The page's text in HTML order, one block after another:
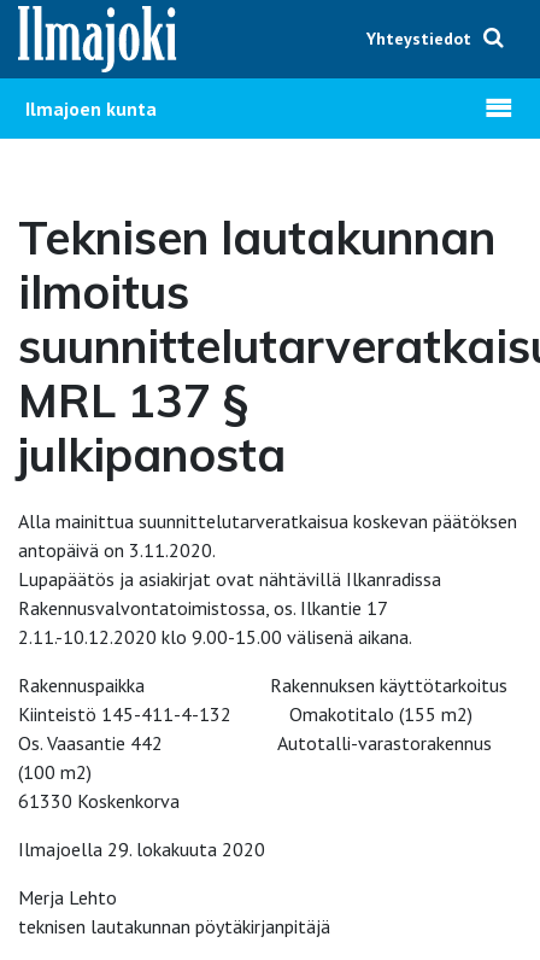
Hyppää sisältöön
Yhteystiedot
Ilmajoen kunta Avaa
Teknisen lautakunnan
ilmoitus
MRL 137 §
julkipanosta
Alla mainittua suunnittelutarveratkaisua koskevan päätöksen
antopäivä on 3.11.2020.
Lupapäätös ja asiakirjat ovat nähtävillä Ilkanradissa
Rakennusvalvontatoimistossa, os. Ilkantie 17
2.11.-10.12.2020 klo 9.00-15.00 välisenä aikana.
Rakennuspaikka Rakennuksen käyttötarkoitus
Kiinteistö 145-411-4-132 Omakotitalo (155 m2)
Os. Vaasantie 442 Autotalli-varastorakennus
(100 m2)
61330 Koskenkorva
Ilmajoella 29. lokakuuta 2020
Merja Lehto
teknisen lautakunnan pöytäkirjanpitäjä